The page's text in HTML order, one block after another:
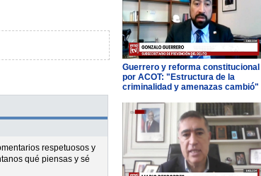
respetuosos y
qué piensas y sé
Guerrero y reforma constitucional
por ACOT: "Estructura de la
criminalidad y amenazas cambió"